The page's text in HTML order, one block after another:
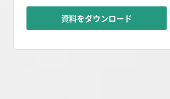
資料をダウンロード